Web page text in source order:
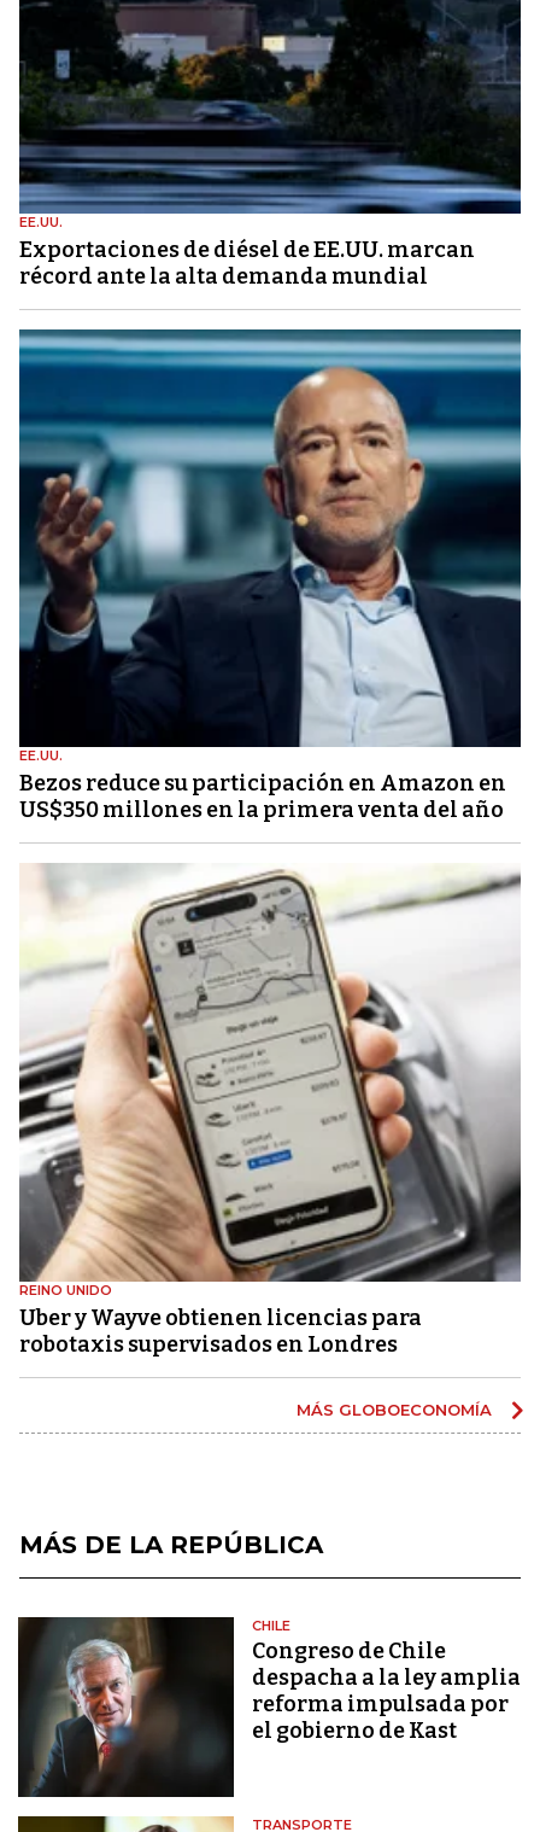
EE.UU.
Exportaciones de diésel de EE.UU. marcan
récord ante la alta demanda mundial
EE.UU.
Bezos reduce su participación en Amazon en
US$350 millones en la primera venta del año
REINO UNIDO
Uber y Wayve obtienen licencias para
robotaxis supervisados ​​en Londres
MÁS GLOBOECONOMÍA
MÁS DE LA REPÚBLICA
CHILE
Congreso de Chile
despacha a la ley amplia
reforma impulsada por
el gobierno de Kast
TRANSPORTE